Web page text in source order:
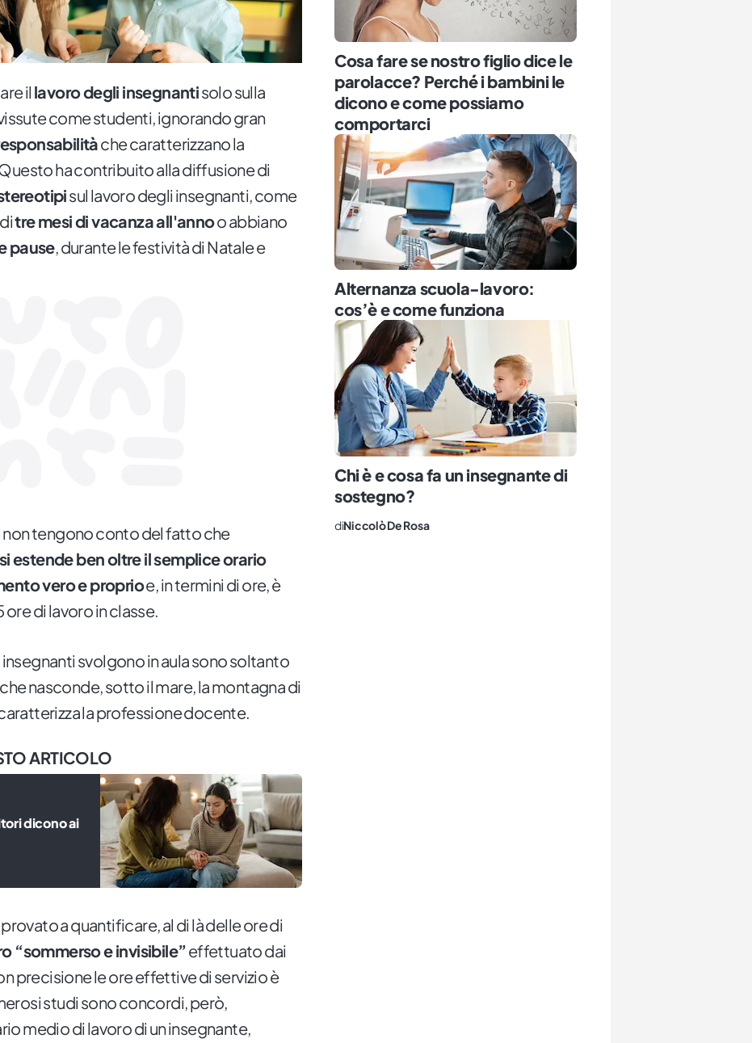
illavoro degli insegnantisolo sulla
come studenti, ignorando gran
che caratterizzano la
ha contribuito alla diffusione di
sul lavoro degli insegnanti, come
tre mesi di vacanza all'annoo abbiano
pause, durante le festività di Natale e
non tengono conto del fatto che
si estende ben oltre il semplice orario
vero e proprioe, in termini di ore, è
di lavoro in classe.
svolgono in aula sono soltanto
che nasconde, sotto il mare, la montagna di
la professione docente.
ARTICOLO
dicono ai
a quantificare, al di là delle ore di
“sommerso e invisibile”effettuato dai
precisione le ore effettive di servizio è
studi sono concordi, però,
medio di lavoro di un insegnante,
Cosa fare se nostro figlio dice le
parolacce? Perché i bambini le
dicono e come possiamo
comportarci
Alternanza scuola-lavoro:
cos’è e come funziona
Chi è e cosa fa un insegnante di
sostegno?
diNiccolò De Rosa